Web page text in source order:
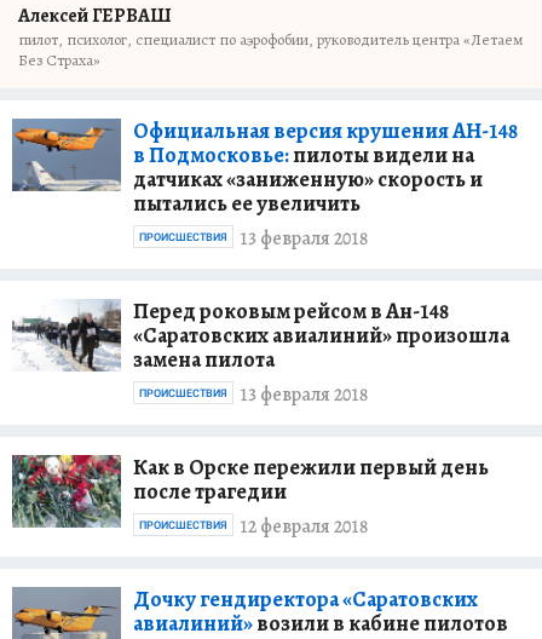
Алексей ГЕРВАШ
пилот, психолог, специалист по аэрофобии, руководитель центра «Летаем
Без Страха»
Официальная версия крушения АН-148
в Подмосковье:пилоты видели на
датчиках «заниженную» скорость и
пытались ее увеличить
13 февраля 2018
ПРОИСШЕСТВИЯ
Перед роковым рейсом в Ан-148
«Саратовских авиалиний» произошла
замена пилота
13 февраля 2018
ПРОИСШЕСТВИЯ
Как в Орске пережили первый день
после трагедии
12 февраля 2018
ПРОИСШЕСТВИЯ
Дочку гендиректора «Саратовских
авиалиний»возили в кабине пилотов